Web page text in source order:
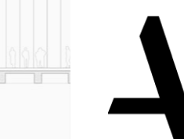
Arketipo